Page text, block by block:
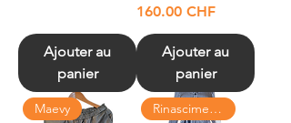
Ajouter au
panier
Prix
160.00 CHF
Ajouter au
panier
Maevy Rinascimento